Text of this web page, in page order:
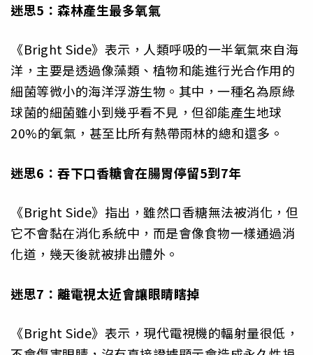
迷思5：森林產生最多氧氣
《Bright Side》表示，人類呼吸的一半氧氣來自海
洋，主要是透過像藻類、植物和能進行光合作用的
細菌等微小的海洋浮游生物。其中，一種名為原綠
球菌的細菌雖小到幾乎看不見，但卻能產生地球
20%的氧氣，甚至比所有熱帶雨林的總和還多。
迷思6：吞下口香糖會在腸胃停留5到7年
《Bright Side》指出，雖然口香糖無法被消化，但
它不會黏在消化系統中，而是會像食物一樣通過消
化道，幾天後就被排出體外。
迷思7：離電視太近會讓眼睛瞎掉
《Bright Side》表示，現代電視機的輻射量很低，